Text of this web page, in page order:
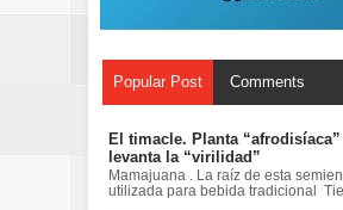
Popular Post Comments
El timacle. Planta
levanta la “virilidad”
Mamajuana . La raíz de esta
utilizada para bebida tradicional